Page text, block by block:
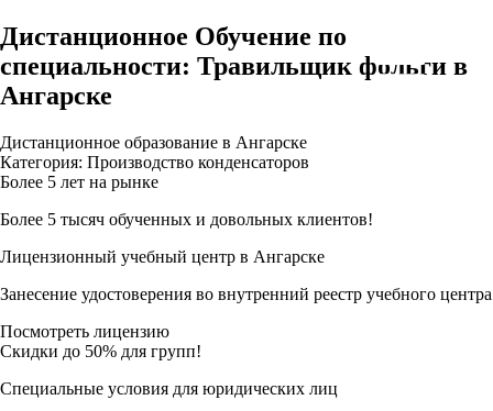
Дистанционное Обучение по
специальности: Травильщик фольги в
Ангарске
Дистанционное образование в Ангарске
Категория: Производство конденсаторов
Более 5 лет на рынке
Более 5 тысяч обученных и довольных клиентов!
Лицензионный учебный центр в Ангарске
Занесение удостоверения во внутренний реестр учебного центра
Посмотреть лицензию
Скидки до 50% для групп!
Специальные условия для юридических лиц